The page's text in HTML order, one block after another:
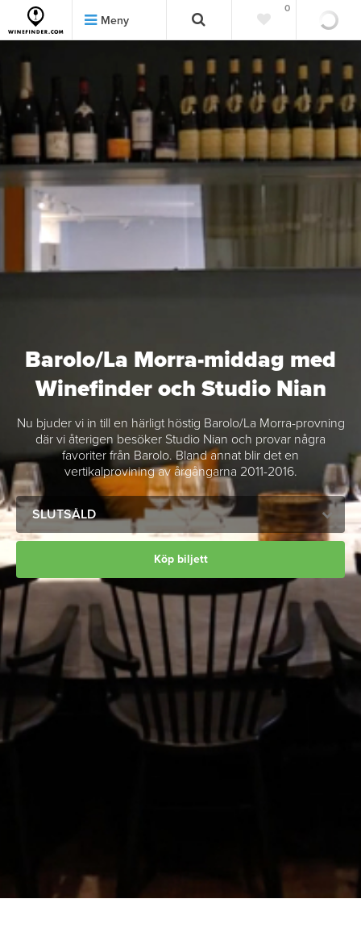
Meny
0
Barolo/La Morra-middag med
Winefinder och Studio Nian
Nu bjuder vi in till en härligt höstig Barolo/La Morra-provning
där vi återigen besöker Studio Nian och provar några
favoriter från Barolo. Bland annat blir det en
vertikalprovining av årgångarna 2011-2016.